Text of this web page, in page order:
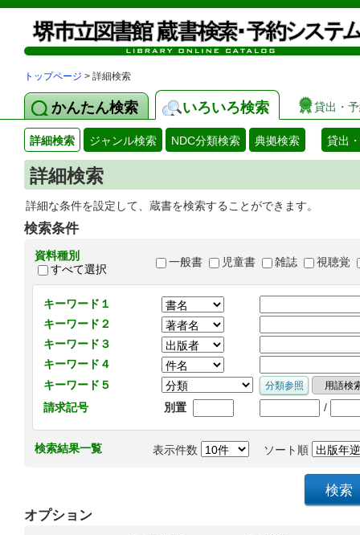
トップページ > 詳細検索
かんたん検索 いろいろ検索 貸出・
詳細検索 ジャンル検索 NDC分類検索 典拠検索 貸出
詳細検索
詳細な条件を設定して、蔵書を検索することができます。
検索条件
資料種別
すべて選択
一般書 児童書 雑誌 視聴覚
キーワード１
キーワード２
キーワード３
キーワード４
キーワード５
請求記号
別置 /
検索結果一覧 表示件数 ソート順
オプション